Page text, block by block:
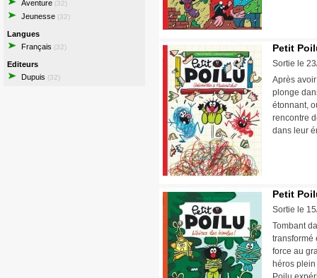
Aventure (32)
Jeunesse (32)
Langues
Français (32)
Editeurs
Dupuis (32)
Petit
Sortie le
Après
plonge
étonnant,
rencontre
dans leur
Petit
Sortie le
Tombant
transformé
force au
héros